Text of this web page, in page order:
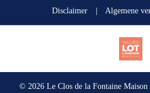
Disclaimer Algemene
© 2026 Le Clos de la Fontaine